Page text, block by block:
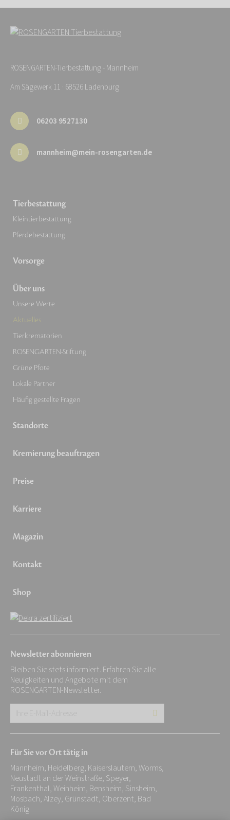
ROSENGARTEN-Tierbestattung - Mannheim
Am Sägewerk 11 · 68526 Ladenburg
06203 9527130
mannheim@mein-rosengarten.de
Tierbestattung
Kleintierbestattung
Pferdebestattung
Vorsorge
Über uns
Unsere Werte
Aktuelles
Tierkrematorien
ROSENGARTEN-Stiftung
Grüne Pfote
Lokale Partner
Häufig gestellte Fragen
Standorte
Kremierung beauftragen
Preise
Karriere
Magazin
Kontakt
Shop
Newsletter abonnieren
Bleiben Sie stets informiert. Erfahren Sie alle
Neuigkeiten und Angebote mit dem
ROSENGARTEN-Newsletter.
Adresse:
*
Für Sie vor Ort tätig in
Mannheim, Heidelberg, Kaiserslautern, Worms,
Neustadt an der Weinstraße, Speyer,
Frankenthal, Weinheim, Bensheim, Sinsheim,
Mosbach, Alzey, Grünstadt, Oberzent, Bad
König